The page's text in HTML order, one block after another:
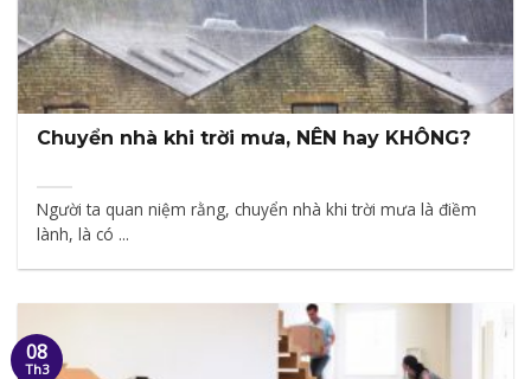
Chuyển nhà khi trời mưa, NÊN hay KHÔNG?
Người ta quan niệm rằng, chuyển nhà khi trời mưa là điềm
lành, là có ...
08
Th3